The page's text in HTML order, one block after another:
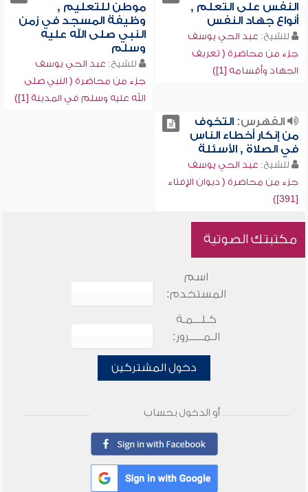
النفس على التعلم ,
أنواع جهاد النفس
للشيخ: عبد الحي يوسف
جزء من محاضرة ( تعريف
الجهاد وأقسامه [1])
موطن للتعليم ,
وظيفة المسجد في زمن
النبي صلى الله عليه
وسلم
للشيخ: عبد الحي يوسف
جزء من محاضرة ( النبي صلى
الله عليه وسلم في المدينة [1])
الفهرس:التخوف
من إنكار أخطاء الناس
في الصلاة , الأسئلة
للشيخ: عبد الحي يوسف
جزء من محاضرة ( ديوان الإفتاء
[391])
مكتبتك الصوتية
اسم
المستخدم:
كـلـــمـة
الـمـــــرور:
دخول المشتركين
أو الدخول بحساب